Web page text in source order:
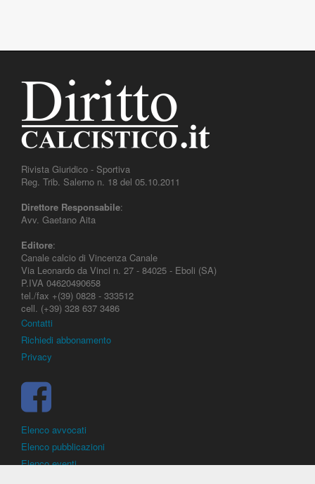
Rivista Giuridico - Sportiva
Reg. Trib. Salerno n. 18 del 05.10.2011
Direttore Responsabile:
Avv. Gaetano Aita
Editore:
Canale calcio di Vincenza Canale
Via Leonardo da Vinci n. 27 - 84025 - Eboli (SA)
P.IVA 04620490658
tel./fax +(39) 0828 - 333512
cell. (+39) 328 637 3486
Contatti
Richiedi abbonamento
Privacy
Elenco avvocati
Elenco pubblicazioni
Elenco eventi